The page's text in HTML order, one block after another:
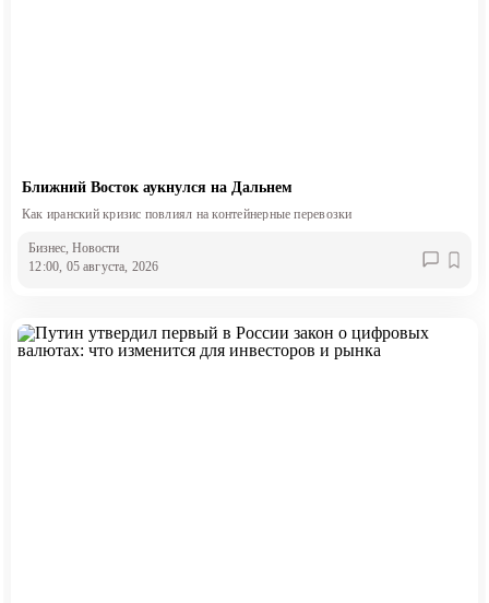
Ближний Восток аукнулся на Дальнем
Как иранский кризис повлиял на контейнерные перевозки
Бизнес, Новости
12:00, 05 августа, 2026